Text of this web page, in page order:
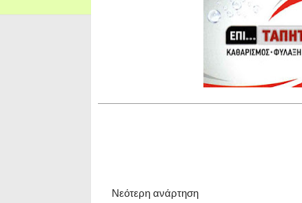
Νεότερη ανάρτηση